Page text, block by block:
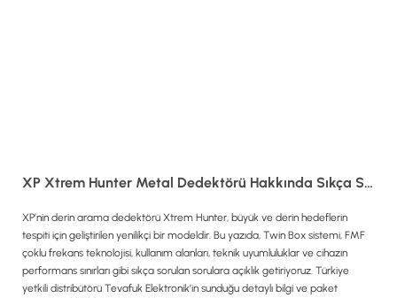
KILIFLAR
KONYA Showroom
İhasaniye Mahallesi Vatan Caddesi Adalhan
İş Hanı 15/704 Selçuklu/KONYA
İSTANBUL Showroom
H.Rıfat PAşa Mah. Yüzer Havuz Sk. Perpa
Ticaret Merkezi B Blok Kat: 5 No: 160 Şişli/
İSTANBUL
XP Xtrem Hunter Metal Dedektörü Hakkında Sıkça Sorulan Sorular
XP’nin derin arama dedektörü Xtrem Hunter, büyük ve derin hedeflerin
tespiti için geliştirilen yenilikçi bir modeldir. Bu yazıda, Twin Box sistemi, FMF
çoklu frekans teknolojisi, kullanım alanları, teknik uyumluluklar ve cihazın
performans sınırları gibi sıkça sorulan sorulara açıklık getiriyoruz. Türkiye
yetkili distribütörü Tevafuk Elektronik’in sunduğu detaylı bilgi ve paket